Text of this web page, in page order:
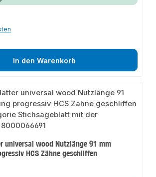
In den Warenkorb
universal wood Nutzlänge 91 mm
HCS Zähne geschliffen